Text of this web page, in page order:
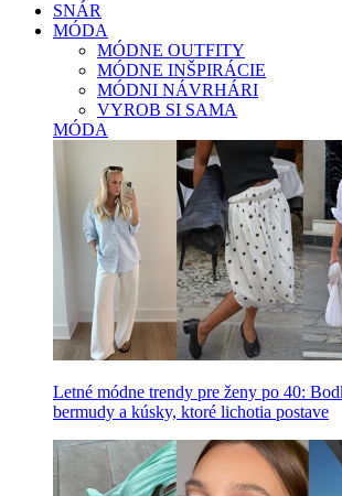
SNÁR
MÓDA
MÓDNE OUTFITY
MÓDNE INŠPIRÁCIE
MÓDNI NÁVRHÁRI
VYROB SI SAMA
MÓDA
Letné módne trendy pre ženy po 40:
bermudy a kúsky, ktoré lichotia postave